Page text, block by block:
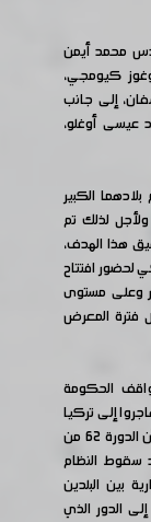
محمد أيمن
كيومجي،
إلى جانب
عيسى أوغلو،
الكبير
لذلك تم
هذا الهدف،
لحضور افتتاح
وفد كبير وعلى مستوى
فترة المعرض
الحكومة
إلى تركيا
خل تلك المرحلة وأشاد بأهمية هذه الزيارة وذكر أن الدورة 62 من
سقوط النظام
بين البلدين
الدور الذي